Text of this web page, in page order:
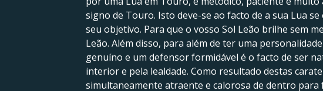
signo de Touro. Isto deve-se ao facto de a sua Lua
seu objetivo. Para que o vosso Sol Leão brilhe sem
Leão. Além disso, para além de ter uma
genuíno e um defensor formidável é o facto de ser
interior e pela lealdade. Como resultado destas
simultaneamente atraente e calorosa de dentro